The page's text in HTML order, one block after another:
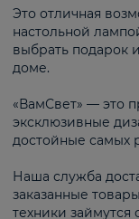
Это отличная
настольной
выбрать подарок
доме.
«ВамСвет» — это
эксклюзивные
достойные самых
Наша служба
заказанные
техники